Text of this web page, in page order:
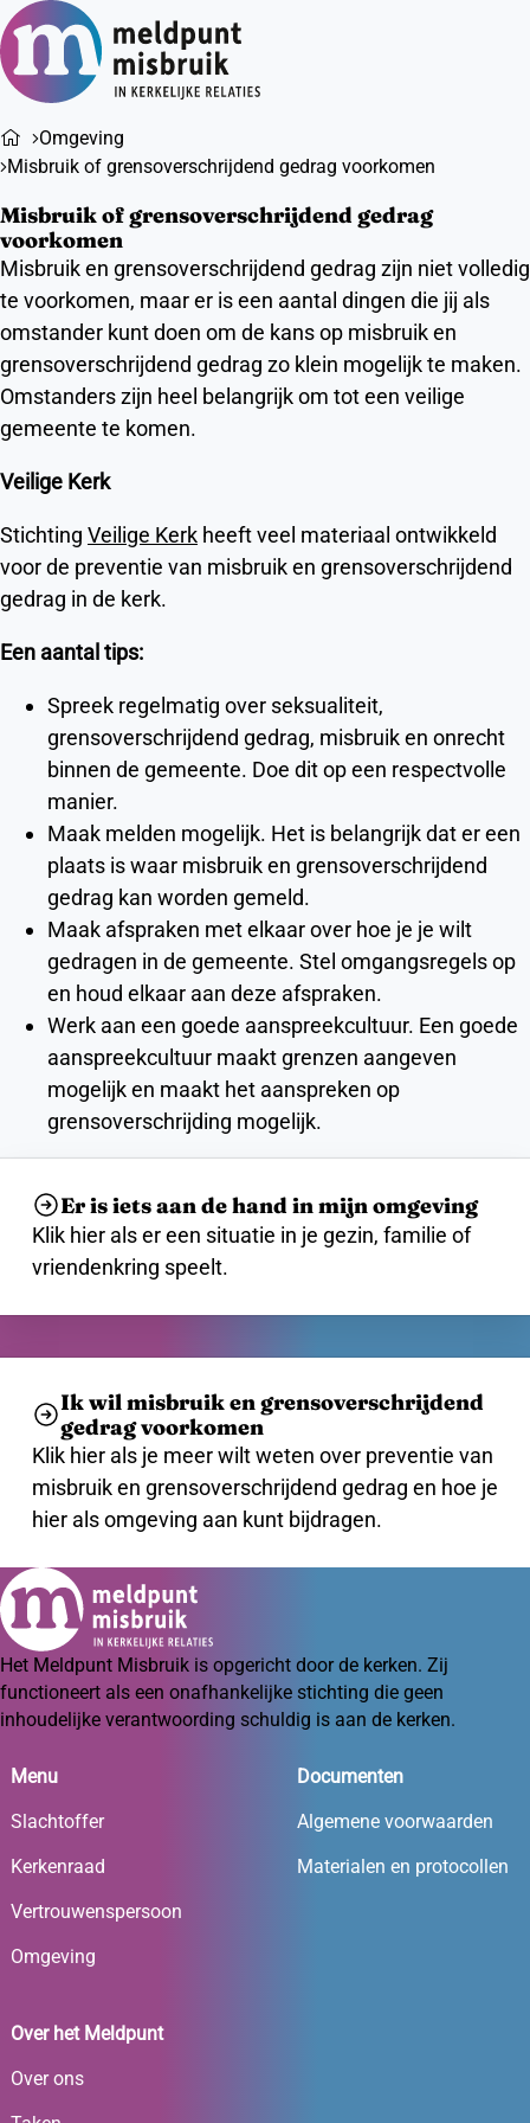
Omgeving
Misbruik of grensoverschrijdend gedrag voorkomen
Misbruik of grensoverschrijdend gedrag
voorkomen
Misbruik en grensoverschrijdend gedrag zijn niet volledig
te voorkomen, maar er is een aantal dingen die jij als
omstander kunt doen om de kans op misbruik en
grensoverschrijdend gedrag zo klein mogelijk te maken.
Omstanders zijn heel belangrijk om tot een veilige
gemeente te komen.
Veilige Kerk
Stichting Veilige Kerk heeft veel materiaal ontwikkeld
voor de preventie van misbruik en grensoverschrijdend
gedrag in de kerk.
Een aantal tips:
Spreek regelmatig over seksualiteit,
grensoverschrijdend gedrag, misbruik en onrecht
binnen de gemeente. Doe dit op een respectvolle
manier.
Maak melden mogelijk. Het is belangrijk dat er een
plaats is waar misbruik en grensoverschrijdend
gedrag kan worden gemeld.
Maak afspraken met elkaar over hoe je je wilt
gedragen in de gemeente. Stel omgangsregels op
en houd elkaar aan deze afspraken.
Werk aan een goede aanspreekcultuur. Een goede
aanspreekcultuur maakt grenzen aangeven
mogelijk en maakt het aanspreken op
grensoverschrijding mogelijk.
Er is iets aan de hand in mijn omgeving
Klik hier als er een situatie in je gezin, familie of
vriendenkring speelt.
Ik wil misbruik en grensoverschrijdend
gedrag voorkomen
Klik hier als je meer wilt weten over preventie van
misbruik en grensoverschrijdend gedrag en hoe je
hier als omgeving aan kunt bijdragen.
Het Meldpunt Misbruik is opgericht door de kerken. Zij
functioneert als een onafhankelijke stichting die geen
inhoudelijke verantwoording schuldig is aan de kerken.
Menu
Slachtoffer
Kerkenraad
Vertrouwenspersoon
Omgeving
Documenten
Algemene voorwaarden
Materialen en protocollen
Over het Meldpunt
Over ons